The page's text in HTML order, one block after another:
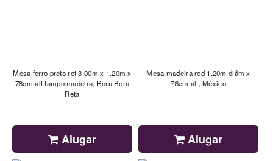
Mesa ferro preto ret 3.00m x 1.20m x
78cm alt tampo madeira, Bora Bora
Reta
Alugar
Mesa madeira red 1.20m diâm x
76cm alt, México
Alugar